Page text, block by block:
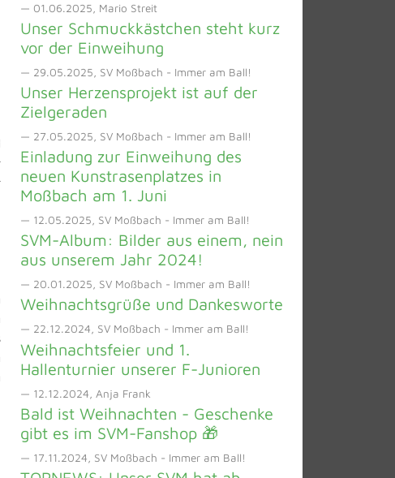
— 01.06.2025, Mario Streit
Unser Schmuckkästchen steht kurz
vor der Einweihung
— 29.05.2025, SV Moßbach - Immer am Ball!
Unser Herzensprojekt ist auf der
Zielgeraden
— 27.05.2025, SV Moßbach - Immer am Ball!
Einladung zur Einweihung des
neuen Kunstrasenplatzes in
Moßbach am 1. Juni
— 12.05.2025, SV Moßbach - Immer am Ball!
SVM-Album: Bilder aus einem, nein
aus unserem Jahr 2024!
— 20.01.2025, SV Moßbach - Immer am Ball!
Weihnachtsgrüße und Dankesworte
— 22.12.2024, SV Moßbach - Immer am Ball!
Weihnachtsfeier und 1.
Hallenturnier unserer F-Junioren
— 12.12.2024, Anja Frank
Bald ist Weihnachten - Geschenke
gibt es im SVM-Fanshop 🎁
— 17.11.2024, SV Moßbach - Immer am Ball!